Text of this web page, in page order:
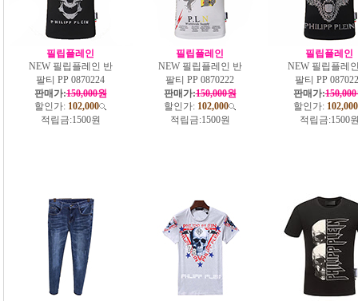
필립플레인
NEW 필립플레인 반
팔티 PP 0870224
판매가:150,000원
할인가: 102,000
적립금:1500원
필립플레인
NEW 필립플레인 반
팔티 PP 0870222
판매가:150,000원
할인가: 102,000
적립금:1500원
필립플레인
NEW 필립플레
팔티 PP
판매가:
할인가: 102,000
적립금:1500